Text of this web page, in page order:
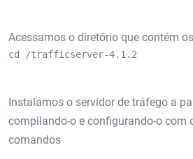
Acessamos o diretório que contém
cd /trafficserver-4.1.2
Instalamos o servidor de tráfego a
compilando-o e configurando-o com
comandos